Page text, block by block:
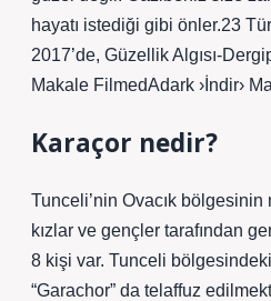
hayatı istediği gibi önler.23
2017’de, Güzellik Algısı-
Makale FilmedAdark ›İndir›
Karaçor nedir?
Tunceli’nin Ovacık
kızlar ve gençler tarafından
8 kişi var. Tunceli
“Garachor” da telaffuz